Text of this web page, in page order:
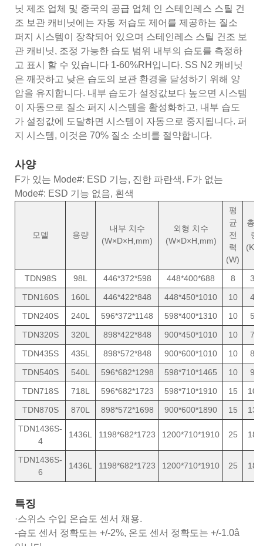
닛 제조 업체 및 중국의 공급 업체 인 스테인레스 스틸 건
조 보관 캐비닛에는 자동 저습도 제어를 제공하는 질소
퍼지 시스템이 장착되어 있으며 스테인레스 스틸 건조 보
관 캐비닛, 조정 가능한 습도 범위 내부의 습도를 측정하
고 표시 할 수 있습니다 1-60%RH입니다. SS N2 캐비닛
은 깨끗하고 낮은 습도의 보관 환경을 달성하기 위해 양
압을 유지합니다. 내부 습도가 설정값보다 높으면 시스템
이 자동으로 질소 퍼지 시스템을 활성화하고, 내부 습도
가 설정값에 도달하면 시스템이 자동으로 중지됩니다. 퍼
지 시스템, 이것은 70% 질소 소비를 절약합니다.
사양
F가 있는 Mode#: ESD 기능, 진한 파란색. F가 없는
Mode#: ESD 기능 없음, 흰색
모델 용량
내부 치수
(W×D×H,mm)
외형 치수
(W×D×H,mm)
평
균
전
력
(W)
총중
량
(KG)
TDN98S 98L 446*372*598 448*400*688 8
31
TDN160S
160L 446*422*848 448*450*1010 10
43
TDN240S
240L 596*372*1148 598*400*1310 10
57
TDN320S
320L 898*422*848 900*450*1010 10
70
TDN435S
435L 898*572*848 900*600*1010 10
82
TDN540S
540L 596*682*1298 598*710*1465 10
95
TDN718S
718L 596*682*1723 598*710*1910 15
105
TDN870S
870L 898*572*1698 900*600*1890 15
130
TDN1436S-
4
1436L 1198*682*1723 1200*710*1910 25 189
TDN1436S-
6
1436L 1198*682*1723 1200*710*1910 25 189
특징
·스위스 수입 온습도 센서 채용.
-습도 센서 정확도는 +/-2%, 온도 센서 정확도는 +/-1.0â